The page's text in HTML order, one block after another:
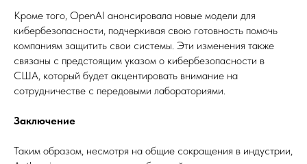
Кроме того, OpenAI анонсировала новые модели для
кибербезопасности, подчеркивая свою готовность помочь
компаниям защитить свои системы. Эти изменения также
связаны с предстоящим указом о кибербезопасности в
США, который будет акцентировать внимание на
сотрудничестве с передовыми лабораториями.
Заключение
Таким образом, несмотря на общие сокращения в индустрии,